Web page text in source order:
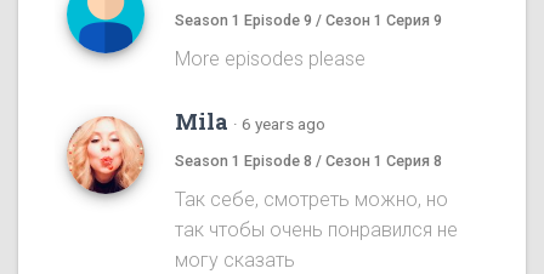
Season 1 Episode 9 / Сезон 1 Серия 9
More episodes please
Mila · 6 years ago
Season 1 Episode 8 / Сезон 1 Серия 8
Так себе, смотреть можно, но
так чтобы очень понравился не
могу сказать